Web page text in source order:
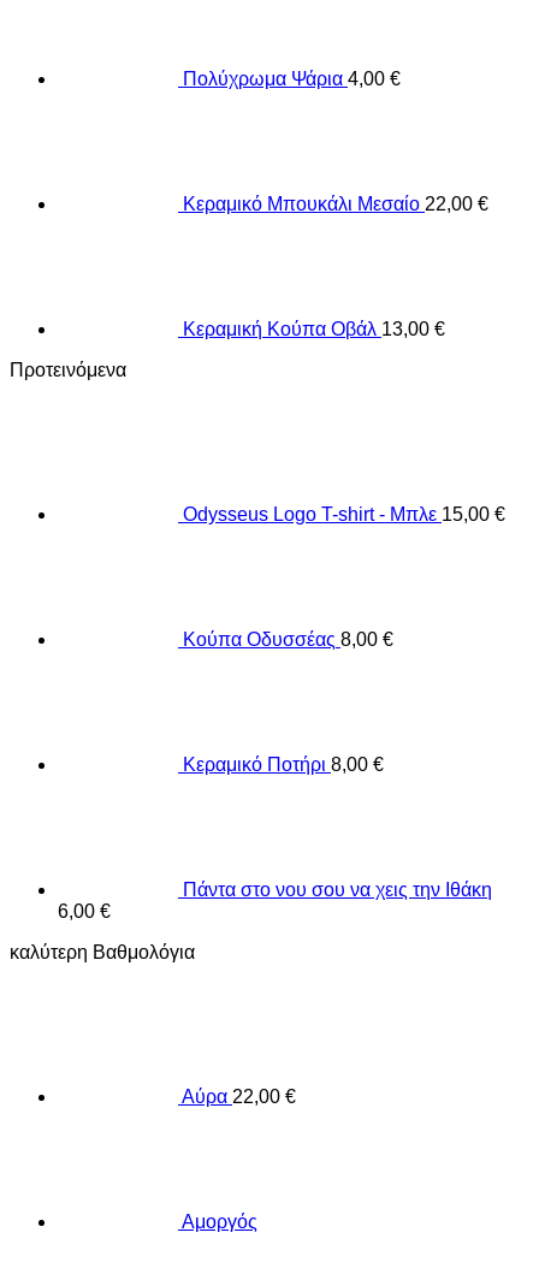
Πολύχρωμα Ψάρια 4,00 €
Κεραμικό Μπουκάλι Μεσαίο 22,00 €
Κεραμική Κούπα Οβάλ 13,00 €
Προτεινόμενα
Odysseus Logo T-shirt - Μπλε 15,00 €
Κούπα Οδυσσέας 8,00 €
Κεραμικό Ποτήρι 8,00 €
Πάντα στο νου σου να χεις την Ιθάκη
6,00 €
καλύτερη Βαθμολόγια
Αύρα 22,00 €
Αμοργός